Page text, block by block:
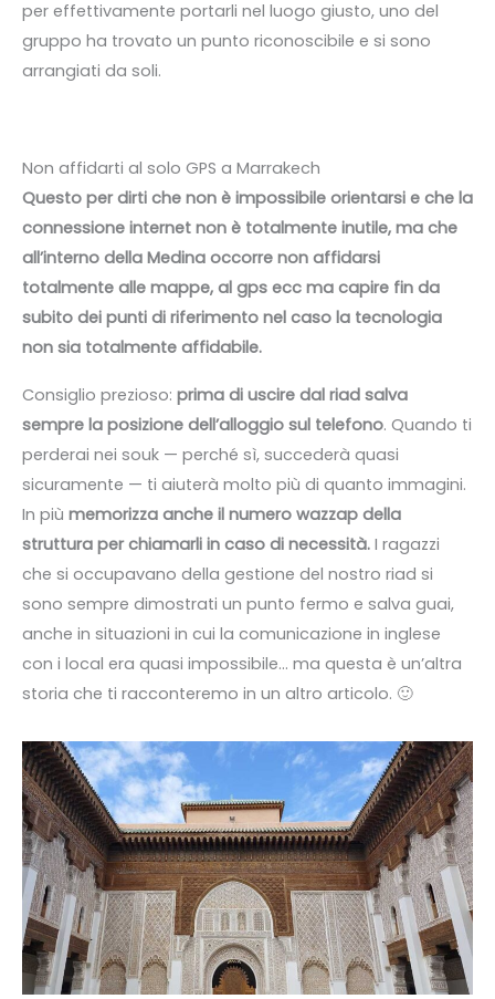
per effettivamente portarli nel luogo giusto, uno del
gruppo ha trovato un punto riconoscibile e si sono
arrangiati da soli.
Non affidarti al solo GPS a Marrakech
Questo per dirti che non è impossibile orientarsi e che la
connessione internet non è totalmente inutile, ma che
all’interno della Medina occorre non affidarsi
totalmente alle mappe, al gps ecc ma capire fin da
subito dei punti di riferimento nel caso la tecnologia
non sia totalmente affidabile.
Consiglio prezioso: prima di uscire dal riad salva
sempre la posizione dell’alloggio sul telefono. Quando ti
perderai nei souk — perché sì, succederà quasi
sicuramente — ti aiuterà molto più di quanto immagini.
In più memorizza anche il numero wazzap della
struttura per chiamarli in caso di necessità. I ragazzi
che si occupavano della gestione del nostro riad si
sono sempre dimostrati un punto fermo e salva guai,
anche in situazioni in cui la comunicazione in inglese
con i local era quasi impossibile… ma questa è un’altra
storia che ti racconteremo in un altro articolo. 🙂